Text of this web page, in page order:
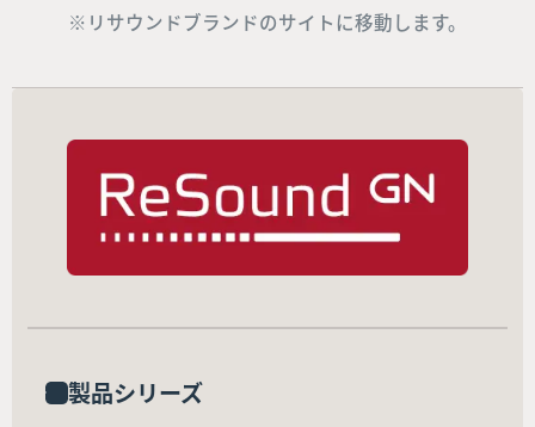
※リサウンドブランドのサイトに移動します。
製品シリーズ